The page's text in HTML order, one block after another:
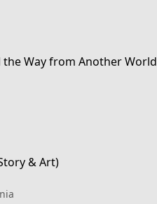
the Way from Another World
& Art)